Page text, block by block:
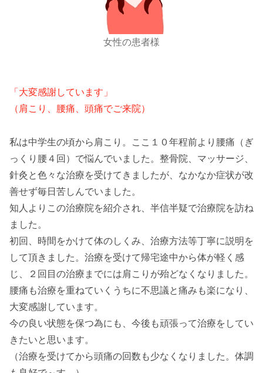
女性の患者様
「大変感謝しています」
（肩こり、腰痛、頭痛でご来院）
私は中学生の頃から肩こり。ここ１０年程前より腰痛（ぎ
っくり腰４回）で悩んでいました。整骨院、マッサージ、
針灸と色々な治療を受けてきましたが、なかなか症状が改
善せず毎日苦しんでいました。
知人よりこの治療院を紹介され、半信半疑で治療院を訪ね
ました。
初回、時間をかけて体のしくみ、治療方法等丁寧に説明を
して頂きました。治療を受けて帰宅途中から体が軽く感
じ、２回目の治療までには肩こりが殆どなくなりました。
腰痛も治療を重ねていくうちに不思議と痛みも楽になり、
大変感謝しています。
今の良い状態を保つ為にも、今後も頑張って治療をしてい
きたいと思います。
（治療を受けてから頭痛の回数も少なくなりました。体調